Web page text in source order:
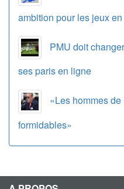
ambition pour les jeux
PMU doit
ses paris en ligne
«Les hommes
formidables»